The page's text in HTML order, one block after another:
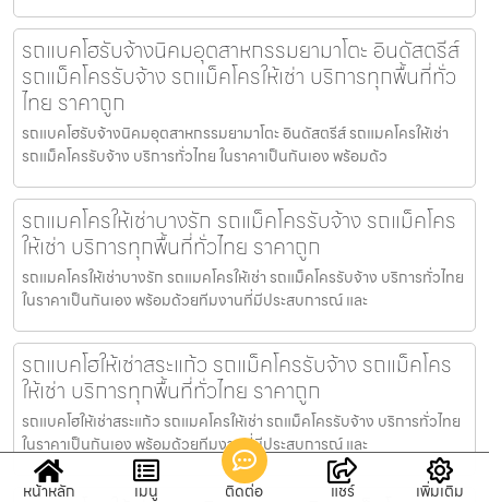
รถแบคโฮรับจ้างนิคมอุตสาหกรรมยามาโตะ อินดัสตรีส์
รถแม็คโครรับจ้าง รถแม็คโครให้เช่า บริการทุกพื้นที่ทั่ว
ไทย ราคาถูก
รถแบคโฮรับจ้างนิคมอุตสาหกรรมยามาโตะ อินดัสตรีส์ รถแมคโครให้เช่า
รถแม็คโครรับจ้าง บริการทั่วไทย ในราคาเป็นกันเอง พร้อมด้ว
รถแมคโครให้เช่าบางรัก รถแม็คโครรับจ้าง รถแม็คโคร
ให้เช่า บริการทุกพื้นที่ทั่วไทย ราคาถูก
รถแมคโครให้เช่าบางรัก รถแมคโครให้เช่า รถแม็คโครรับจ้าง บริการทั่วไทย
ในราคาเป็นกันเอง พร้อมด้วยทีมงานที่มีประสบการณ์ และ
รถแบคโฮให้เช่าสระแก้ว รถแม็คโครรับจ้าง รถแม็คโคร
ให้เช่า บริการทุกพื้นที่ทั่วไทย ราคาถูก
รถแบคโฮให้เช่าสระแก้ว รถแมคโครให้เช่า รถแม็คโครรับจ้าง บริการทั่วไทย
ในราคาเป็นกันเอง พร้อมด้วยทีมงานที่มีประสบการณ์ และ
หน้าหลัก เมนู ติดต่อ แชร์ เพิ่มเติม